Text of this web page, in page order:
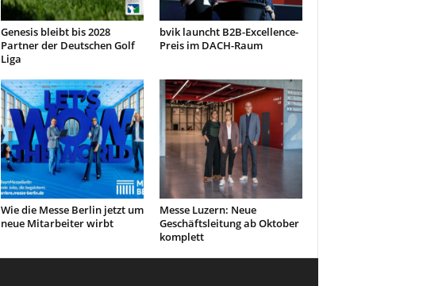
Genesis bleibt bis 2028
Partner der Deutschen Golf
Liga
bvik launcht B2B-Excellence-
Preis im DACH-Raum
Wie die Messe Berlin jetzt um
neue Mitarbeiter wirbt
Messe Luzern: Neue
Geschäftsleitung ab Oktober
komplett